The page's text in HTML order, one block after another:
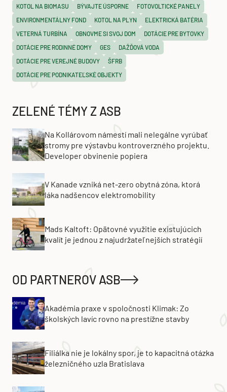
KOTOL NA BIOMASU
BÝVAJTE ÚSPORNE
FOTOVOLTICKÉ PANELY
ENVIRONMENTÁLNY FOND
KOTOL NA PLYN
ELEKTRICKÁ BATÉRIA
VETERNÁ TURBÍNA
OBNOVME SI SVOJ DOM
DOTÁCIE PRE BYTOVKY
DOTÁCIE PRE RODINNÉ DOMY
GES
DAŽĎOVÁ VODA
DOTÁCIE PRE VEREJNÉ BUDOVY
ŠFRB
DOTÁCIE PRE PODNIKATEĽSKÉ OBJEKTY
ZELENÉ TÉMY Z ASB
Na Kollárovom námestí mali nelegálne vyrúbať
stromy pre výstavbu kontroverzného projektu.
Developer obvinenie popiera
V Kanade vzniká net-zero obytná zóna, ktorá
láka nadšencov elektromobility
Mads Kaltoft: Opätovné využitie existujúcich
kvalít je jednou z najudržateľnejších stratégií
OD PARTNEROV ASB
Akadémia praxe v spoločnosti Klimak: Zo
školských lavíc rovno na prestížne stavby
Filiálka nie je lokálny spor, je to kapacitná otázka
železničného uzla Bratislava